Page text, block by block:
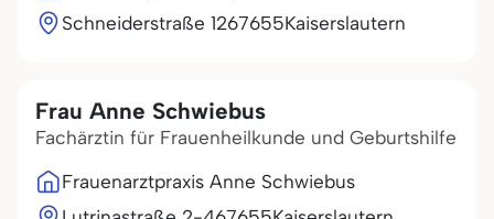
Schneiderstraße 1267655Kaiserslautern
Frau Anne Schwiebus
Fachärztin für Frauenheilkunde und Geburtshilfe
Frauenarztpraxis Anne Schwiebus